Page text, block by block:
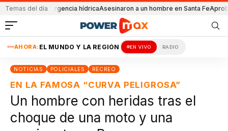
Temas del día
la emergencia hídricaAsesinaron a un hombre en Santa FeAprobaron la
AHORA: EL MUNDO Y LA REGIÓN EN VIVO RADIO
NOTICIAS POLICIALES RECREO
EN LA FAMOSA “CURVA PELIGROSA”
Un hombre con heridas tras el
choque de una moto y una